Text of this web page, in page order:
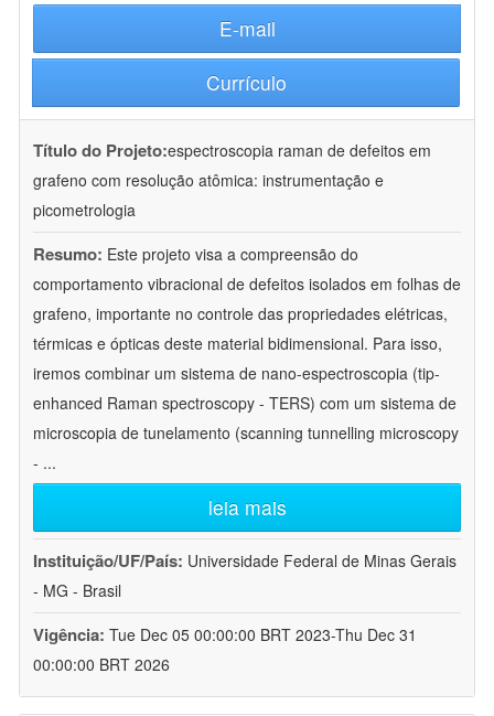
E-mail
Currículo
Título do Projeto:espectroscopia raman de defeitos em
grafeno com resolução atômica: instrumentação e
picometrologia
Resumo: Este projeto visa a compreensão do
comportamento vibracional de defeitos isolados em folhas de
grafeno, importante no controle das propriedades elétricas,
térmicas e ópticas deste material bidimensional. Para isso,
iremos combinar um sistema de nano-espectroscopia (tip-
enhanced Raman spectroscopy - TERS) com um sistema de
microscopia de tunelamento (scanning tunnelling microscopy
- ...
leia mais
Instituição/UF/País: Universidade Federal de Minas Gerais
- MG - Brasil
Vigência: Tue Dec 05 00:00:00 BRT 2023-Thu Dec 31
00:00:00 BRT 2026